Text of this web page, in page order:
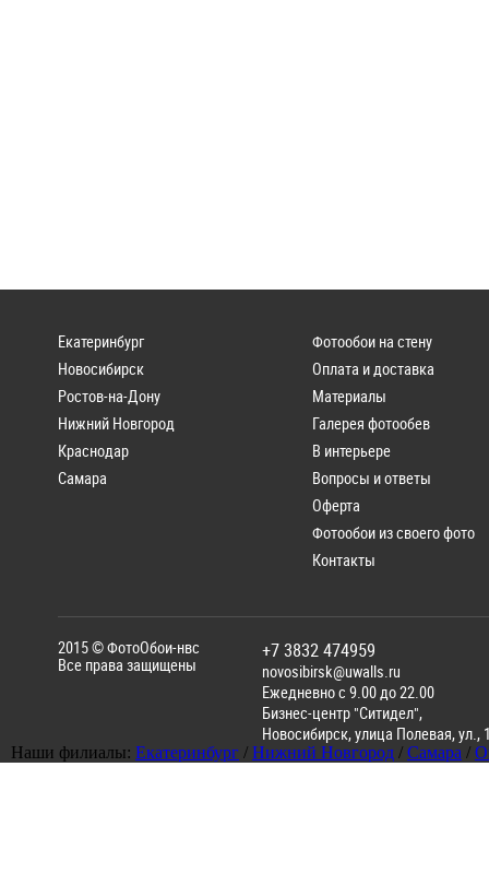
Екатеринбург
Новосибирск
Ростов-на-Дону
Нижний Новгород
Краснодар
Самара
Фотообои на стену
Оплата и доставка
Материалы
Галерея фотообев
В интерьере
Вопросы и ответы
Оферта
Фотообои из своего фото
Контакты
2015 ©ФотоОбои-нвс
Все права защищены
+7 3832 474959
novosibirsk@uwalls.ru
Ежедневно с 9.00 до 22.00
Бизнес-центр "Ситидел",
Новосибирск,улица Полевая, ул.,
Наши филиалы: Екатеринбург / Нижний Новгород / Самара /